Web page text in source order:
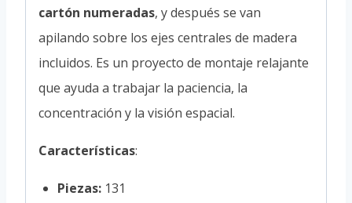
cartón numeradas, y después se van
apilando sobre los ejes centrales de madera
incluidos. Es un proyecto de montaje relajante
que ayuda a trabajar la paciencia, la
concentración y la visión espacial.
Características:
Piezas: 131